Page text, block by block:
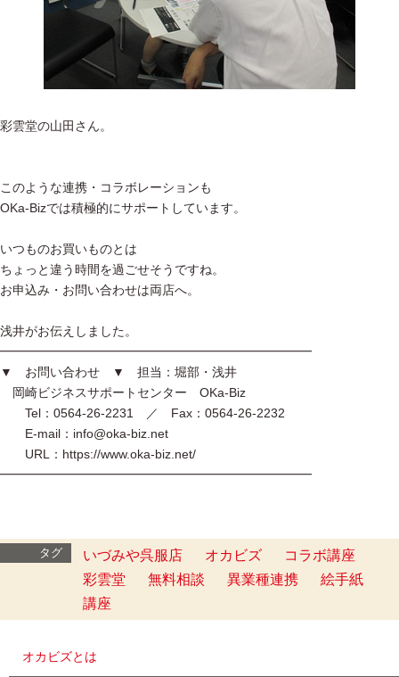
彩雲堂の山田さん。
このような連携・コラボレーションも
OKa-Bizでは積極的にサポートしています。
いつものお買いものとは
ちょっと違う時間を過ごせそうですね。
お申込み・お問い合わせは両店へ。
浅井がお伝えしました。
━━━━━━━━━━━━━━━━━━━━━━━━━
▼ お問い合わせ ▼ 担当：堀部・浅井
岡崎ビジネスサポートセンター OKa-Biz
Tel：0564-26-2231 ／ Fax：0564-26-2232
E-mail：info@oka-biz.net
URL：https://www.oka-biz.net/
━━━━━━━━━━━━━━━━━━━━━━━━━
タグ いづみや呉服店 オカビズ
コラボ講座
彩雲堂
無料相談 異業種連携
絵手紙
講座
オカビズとは